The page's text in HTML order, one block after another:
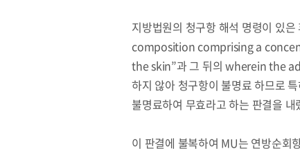
지방법원의 청구항 해석 명령이 있
composition comprising a
the skin”과 그 뒤의 wherein the
하지 않아 청구항이 불명료 하므로
불명료하여 무효라고 하는 판결을 내
이 판결에 불복하여 MU는 연방순